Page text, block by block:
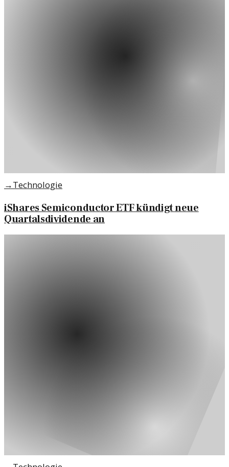
→Technologie
iShares Semiconductor ETF kündigt neue
Quartalsdividende an